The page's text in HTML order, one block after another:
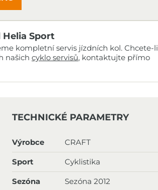
Helia Sport
kompletní servis jízdních kol. Chcete-li
našich cyklo servisů, kontaktujte přímo
TECHNICKÉ PARAMETRY
Výrobce CRAFT
Sport Cyklistika
Sezóna Sezóna 2012